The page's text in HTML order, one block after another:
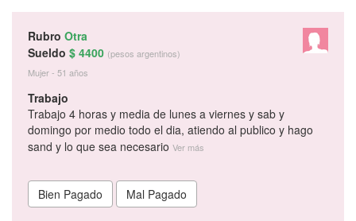
Rubro Otra
Sueldo $ 4400 (pesos argentinos)
Mujer - 51 años
Trabajo
Trabajo 4 horas y media de lunes a viernes y sab y
domingo por medio todo el dia, atiendo al publico y hago
sand y lo que sea necesario Ver más